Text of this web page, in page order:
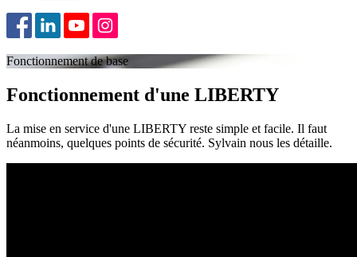
Fonctionnement de base
Fonctionnement d'une LIBERTY
La mise en service d'une LIBERTY reste simple et facile. Il faut
néanmoins, quelques points de sécurité. Sylvain nous les détaille.